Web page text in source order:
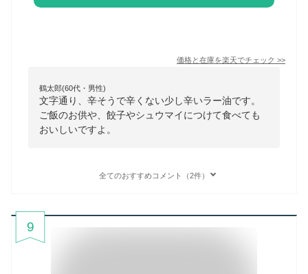
価格と在庫を楽天でチェック >>
鶴太郎(60代・男性)
文字通り、辛そうで辛くない少し辛いラー油です。
ご飯のお供や、餃子やシュウマイにつけて食べても
おいしいですよ。
全てのおすすめコメント（2件）
9